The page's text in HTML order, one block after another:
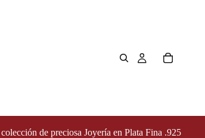
de preciosa Joyería en Plata Fina .925